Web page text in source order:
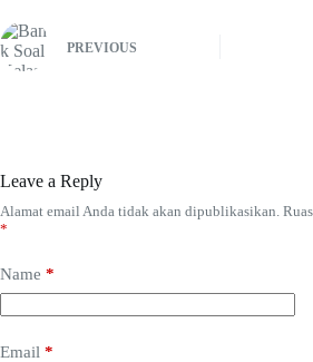
PREVIOUS
Leave a Reply
Alamat email Anda tidak akan dipublikasikan.
*
Name *
Email *